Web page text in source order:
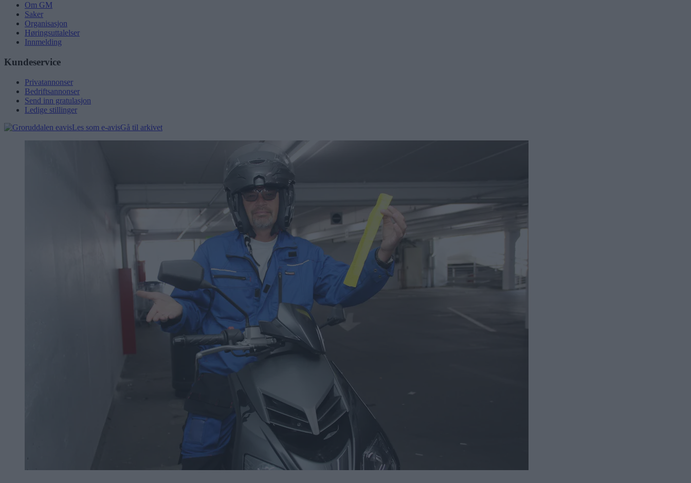
Om GM
Saker
Organisasjon
Høringsuttalelser
Innmelding
Kundeservice
Privatannonser
Bedriftsannonser
Send inn gratulasjon
Ledige stillinger
Les som e-avisGå til arkivet